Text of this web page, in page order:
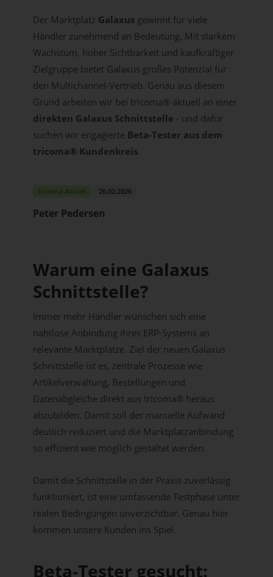
Der Marktplatz Galaxusgewinnt für viele
Händler zunehmend an Bedeutung. Mit starkem
Wachstum, hoher Sichtbarkeit und kaufkräftiger
Zielgruppe bietet Galaxus großes Potenzial für
den Multichannel-Vertrieb. Genau aus diesem
Grund arbeiten wir bei tricoma® aktuell an einer
direkten Galaxus Schnittstelle - und dafür
suchen wir engagierte Beta-Tester aus dem
tricoma® Kundenkreis.
tricoma Aktuell 26.02.2026
Peter Pedersen
Warum eine Galaxus
Schnittstelle?
Immer mehr Händler wünschen sich eine
nahtlose Anbindung ihres ERP-Systems an
relevante Marktplätze. Ziel der neuen Galaxus
Schnittstelle ist es, zentrale Prozesse wie
Artikelverwaltung, Bestellungen und
Datenabgleiche direkt aus tricoma® heraus
abzubilden. Damit soll der manuelle Aufwand
deutlich reduziert und die Marktplatzanbindung
so effizient wie möglich gestaltet werden.
Damit die Schnittstelle in der Praxis zuverlässig
funktioniert, ist eine umfassende Testphase unter
realen Bedingungen unverzichtbar. Genau hier
kommen unsere Kunden ins Spiel.
Beta-Tester gesucht: